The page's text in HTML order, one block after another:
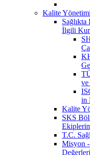
Kalite Yönetimi
İlgili
in
Kalite
SKS
T.C.
Misyon